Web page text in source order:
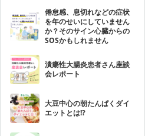
倦怠感、息切れなどの症状
を年のせいにしていません
か？そのサイン心臓からの
SOSかもしれません
潰瘍性大腸炎患者さん座談
会レポート
大豆中心の朝たんぱくダイ
エットとは!?